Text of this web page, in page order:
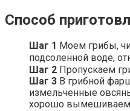
Способ
Шаг 1 Моем грибы,
подсоленной воде,
Шаг 2 Пропускаем
Шаг 3 В грибной
измельченные
хорошо вымешиваем